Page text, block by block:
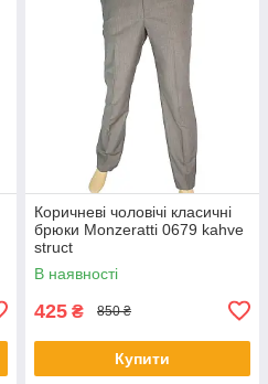
Коричневі чоловічі класичні
брюки Monzeratti 0679 kahve
struct
В наявності
425 ₴ 850 ₴
Купити